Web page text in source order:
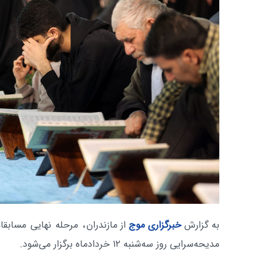
به گزارشخبرگزاری موج از مازندران، مرحله نهایی
مدیحه‌سرایی روز سه‌شنبه ۱۲ خردادماه برگزار می‌شود.